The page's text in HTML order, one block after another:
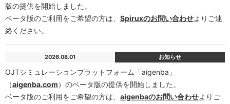
版の提供を開始しました。
ベータ版のご利用をご希望の方は、 Spiruxのお問い合わせよりご連
絡ください。
2026.08.01 お知らせ
OJTシミュレーションプラットフォーム「aigenba」
（aigenba.com）のベータ版の提供を開始しました。
ベータ版のご利用をご希望の方は、 aigenbaのお問い合わせよりご